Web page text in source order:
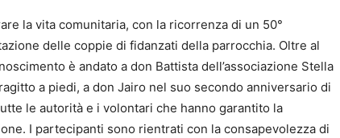
la vita comunitaria, con la ricorrenza di un 50°
delle coppie di fidanzati della parrocchia. Oltre al
è andato a don Battista dell’associazione Stella
a piedi, a don Jairo nel suo secondo anniversario di
le autorità e i volontari che hanno garantito la
I partecipanti sono rientrati con la consapevolezza di